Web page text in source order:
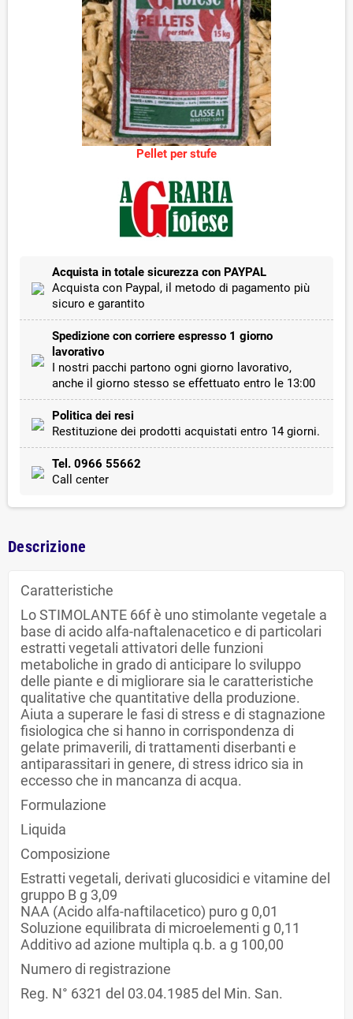
Pellet per stufe
Acquista in totale sicurezza con PAYPAL
Acquista con Paypal, il metodo di pagamento più
sicuro e garantito
Spedizione con corriere espresso 1 giorno
lavorativo
I nostri pacchi partono ogni giorno lavorativo,
anche il giorno stesso se effettuato entro le 13:00
Politica dei resi
Restituzione dei prodotti acquistati entro 14 giorni.
Tel. 0966 55662
Call center
Descrizione
Caratteristiche
Lo STIMOLANTE 66f è uno stimolante vegetale a
base di acido alfa-naftalenacetico e di particolari
estratti vegetali attivatori delle funzioni
metaboliche in grado di anticipare lo sviluppo
delle piante e di migliorare sia le caratteristiche
qualitative che quantitative della produzione.
Aiuta a superare le fasi di stress e di stagnazione
fisiologica che si hanno in corrispondenza di
gelate primaverili, di trattamenti diserbanti e
antiparassitari in genere, di stress idrico sia in
eccesso che in mancanza di acqua.
Formulazione
Liquida
Composizione
Estratti vegetali, derivati glucosidici e vitamine del
gruppo B g 3,09
NAA (Acido alfa-naftilacetico) puro g 0,01
Soluzione equilibrata di microelementi g 0,11
Additivo ad azione multipla q.b. a g 100,00
Numero di registrazione
Reg. N° 6321 del 03.04.1985 del Min. San.